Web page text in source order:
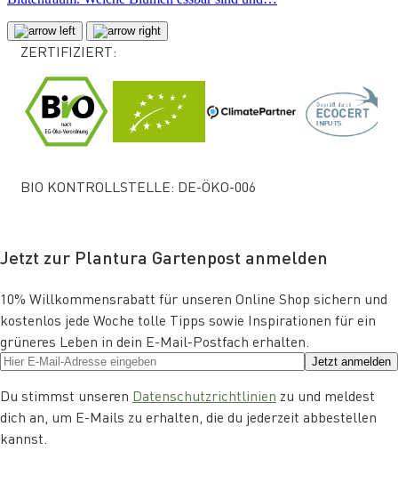
ZERTIFIZIERT:
BIO KONTROLLSTELLE: DE-ÖKO-006
Jetzt zur Plantura Gartenpost anmelden
10% Willkommensrabatt für unseren Online Shop sichern und
kostenlos jede Woche tolle Tipps sowie Inspirationen für ein
grüneres Leben in dein E-Mail-Postfach erhalten.
Jetzt anmelden
Du stimmst unseren Datenschutzrichtlinien zu und meldest
dich an, um E-Mails zu erhalten, die du jederzeit abbestellen
kannst.